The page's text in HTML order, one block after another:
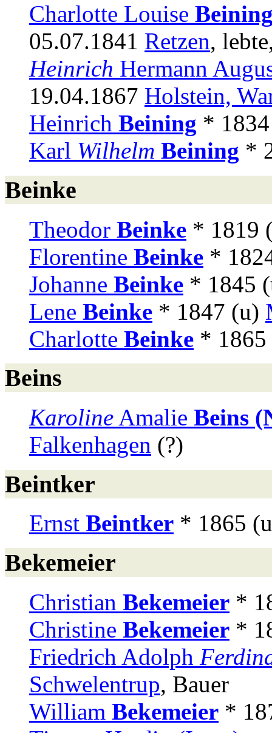
Charlotte Louise
05.07.1841 Retzen,
Heinrich Hermann
19.04.1867 Holstein,
Heinrich Beining *
Karl Wilhelm Beining *
Beinke
Theodor Beinke * 1819
Florentine Beinke *
Johanne Beinke * 1845
Lene Beinke * 1847 (u)
Charlotte Beinke *
Beins
Karoline Amalie Beins
Falkenhagen (?)
Beintker
Ernst Beintker * 1865
Bekemeier
Christian Bekemeier *
Christine Bekemeier *
Friedrich Adolph
Schwelentrup, Bauer
William Bekemeier *